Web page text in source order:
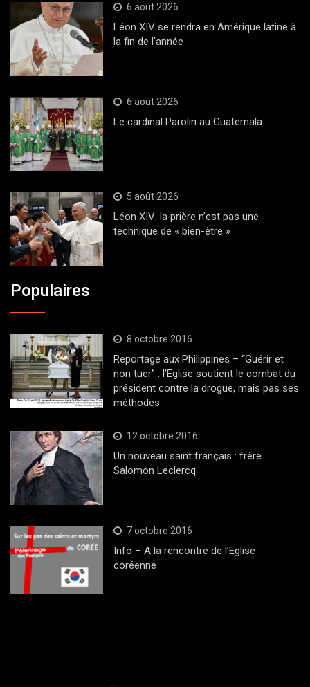
6 août 2026
Léon XIV se rendra en Amérique latine à
la fin de l’année
6 août 2026
Le cardinal Parolin au Guatemala
5 août 2026
Léon XIV: la prière n’est pas une
technique de « bien-être »
Populaires
8 octobre 2016
Reportage aux Philippines – “Guérir et
non tuer” : l’Eglise soutient le combat du
président contre la drogue, mais pas ses
méthodes
12 octobre 2016
Un nouveau saint français : frère
Salomon Leclercq
7 octobre 2016
Info – A la rencontre de l’Eglise
coréenne